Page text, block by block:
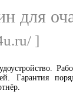
для
]
Гарантия